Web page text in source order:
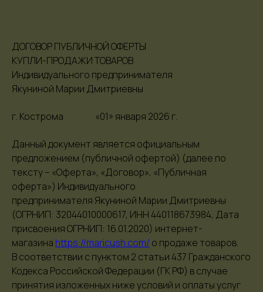
ДОГОВОР ПУБЛИЧНОЙ ОФЕРТЫ
КУПЛИ-ПРОДАЖИ ТОВАРОВ
Индивидуального предпринимателя
Якуниной Марии Дмитриевны
г. Кострома​​​​​​​ «01» января 2026 г.
Данный документ является официальным
предложением (публичной офертой) (далее по
тексту – «Оферта», «Договор», «Публичная
оферта») Индивидуального
предпринимателя Якуниной Марии Дмитриевны
(ОГРНИП: 32044010000617, ИНН 440118673984, Дата
присвоения ОГРНИП: 16.01.2020) интернет-
магазина https://maricush.com/ о продаже товаров.
В соответствии с пунктом 2 статьи 437 Гражданского
Кодекса Российской Федерации (ГК РФ) в случае
принятия изложенных ниже условий и оплаты услуг